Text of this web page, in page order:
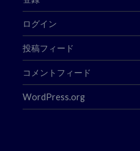
ログイン
投稿フィード
コメントフィード
WordPress.org